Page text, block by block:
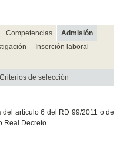
Competencias
Admisión
Inserción laboral
Criterios de selección
artículo 6 del RD 99/2011 o de
Real Decreto.